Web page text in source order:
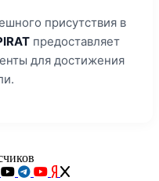
присутствия в
предоставляет
для достижения